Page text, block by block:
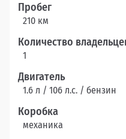
Пробег
210 км
Количество
1
Двигатель
1.6 л / 106 л.c. / бензин
Коробка
механика